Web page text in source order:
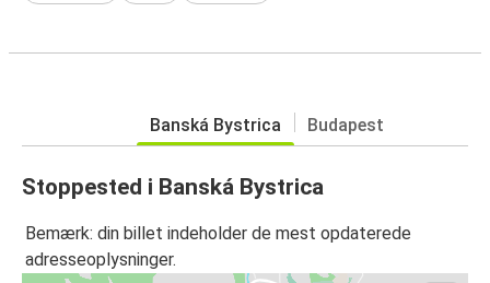
Banská Bystrica Budapest
Stoppested i Banská Bystrica
Bemærk: din billet indeholder de mest opdaterede
adresseoplysninger.